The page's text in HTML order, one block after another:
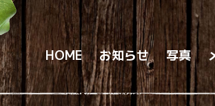
HOME お知らせ 写真